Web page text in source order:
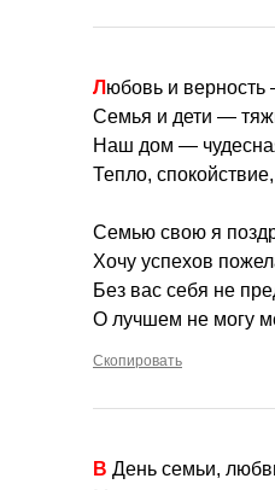
Любовь и
Семья и дети —
Наш дом —
Тепло,
Семью свою я
Хочу успехов
Без вас себя не
О лучшем не могу
Скопировать
В День семьи,